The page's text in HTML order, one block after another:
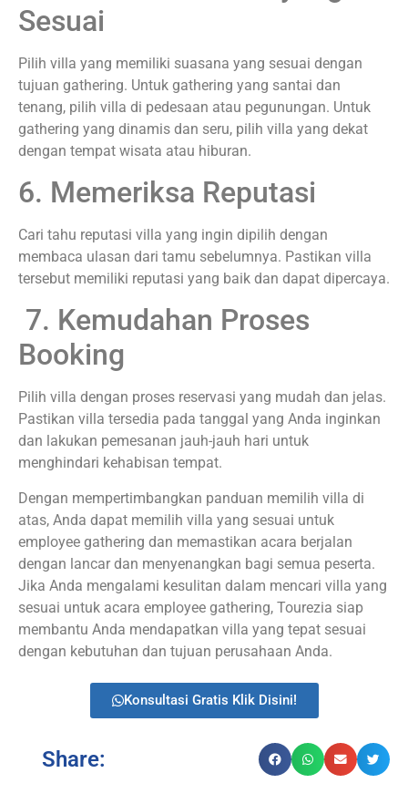
Sesuai
Pilih villa yang memiliki suasana yang sesuai dengan
tujuan gathering. Untuk gathering yang santai dan
tenang, pilih villa di pedesaan atau pegunungan. Untuk
gathering yang dinamis dan seru, pilih villa yang dekat
dengan tempat wisata atau hiburan.
6. Memeriksa Reputasi
Cari tahu reputasi villa yang ingin dipilih dengan
membaca ulasan dari tamu sebelumnya. Pastikan villa
tersebut memiliki reputasi yang baik dan dapat dipercaya.
7. Kemudahan Proses
Booking
Pilih villa dengan proses reservasi yang mudah dan jelas.
Pastikan villa tersedia pada tanggal yang Anda inginkan
dan lakukan pemesanan jauh-jauh hari untuk
menghindari kehabisan tempat.
Dengan mempertimbangkan panduan memilih villa di
atas, Anda dapat memilih villa yang sesuai untuk
employee gathering dan memastikan acara berjalan
dengan lancar dan menyenangkan bagi semua peserta.
Jika Anda mengalami kesulitan dalam mencari villa yang
sesuai untuk acara employee gathering, Tourezia siap
membantu Anda mendapatkan villa yang tepat sesuai
dengan kebutuhan dan tujuan perusahaan Anda.
Konsultasi Gratis Klik Disini!
Share: